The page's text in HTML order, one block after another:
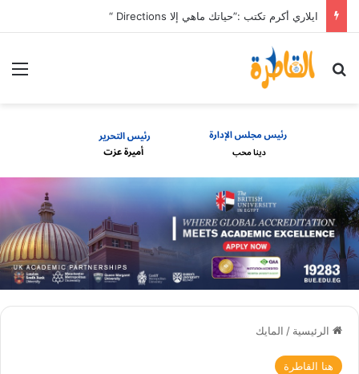
ايلاري أكرم تكتب :”حياتك ماهي إلا Directions “
بحث عن
الرئيسية / المايك
هنا القاطرة